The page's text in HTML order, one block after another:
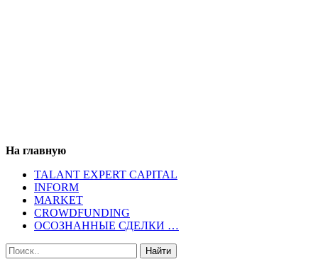
На главную
TALANT EXPERT CAPITAL
INFORM
MARKET
CROWDFUNDING
ОСОЗНАННЫЕ СДЕЛКИ …